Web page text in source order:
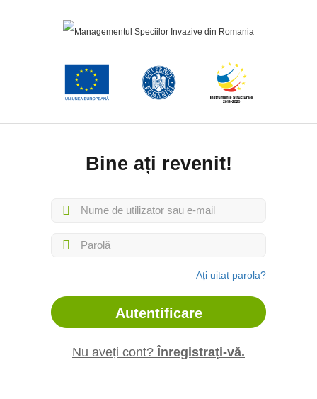
Bine ați revenit!
Ați uitat parola?
Nu aveți cont?Înregistrați-vă.